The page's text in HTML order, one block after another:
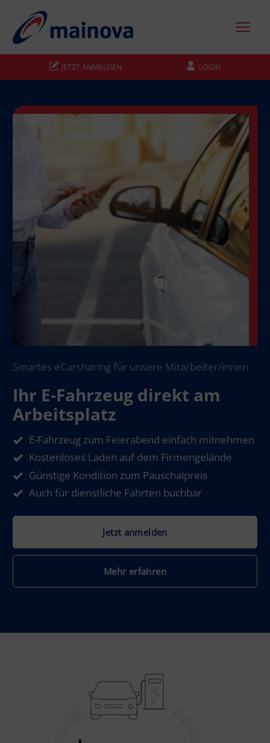
JETZT ANMELDEN LOGIN
Smartes eCarsharing für unsere Mitarbeiter/innen
Ihr E-Fahrzeug direkt am
Arbeitsplatz
E-Fahrzeug zum Feierabend einfach mitnehmen
Kostenloses Laden auf dem Firmengelände
Günstige Kondition zum Pauschalpreis
Auch für dienstliche Fahrten buchbar
Jetzt anmelden
Mehr erfahren